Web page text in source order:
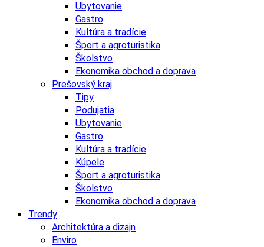
Ubytovanie
Gastro
Kultúra a tradície
Šport a agroturistika
Školstvo
Ekonomika obchod a doprava
Prešovský kraj
Tipy
Podujatia
Ubytovanie
Gastro
Kultúra a tradície
Kúpele
Šport a agroturistika
Školstvo
Ekonomika obchod a doprava
Trendy
Architektúra a dizajn
Enviro